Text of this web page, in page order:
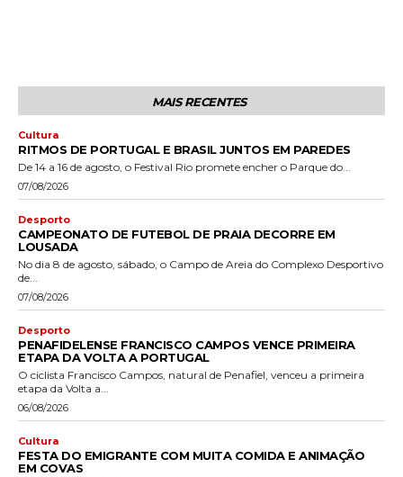
MAIS RECENTES
Cultura
RITMOS DE PORTUGAL E BRASIL JUNTOS EM PAREDES
De 14 a 16 de agosto, o Festival Rio promete encher o Parque do...
07/08/2026
Desporto
CAMPEONATO DE FUTEBOL DE PRAIA DECORRE EM
LOUSADA
No dia 8 de agosto, sábado, o Campo de Areia do Complexo Desportivo
de...
07/08/2026
Desporto
PENAFIDELENSE FRANCISCO CAMPOS VENCE PRIMEIRA
ETAPA DA VOLTA A PORTUGAL
O ciclista Francisco Campos, natural de Penafiel, venceu a primeira
etapa da Volta a...
06/08/2026
Cultura
FESTA DO EMIGRANTE COM MUITA COMIDA E ANIMAÇÃO
EM COVAS